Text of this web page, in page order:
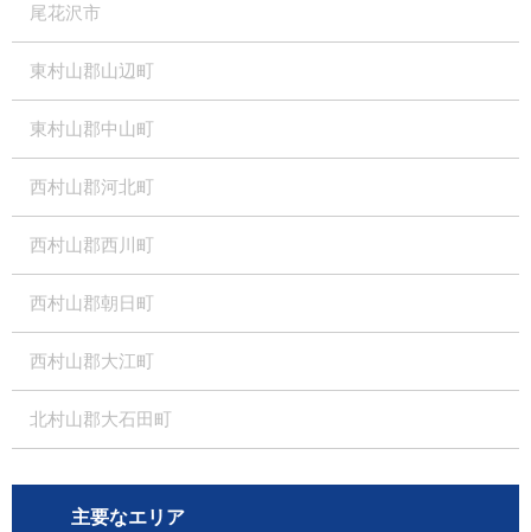
尾花沢市
東村山郡山辺町
東村山郡中山町
西村山郡河北町
西村山郡西川町
西村山郡朝日町
西村山郡大江町
北村山郡大石田町
主要なエリア